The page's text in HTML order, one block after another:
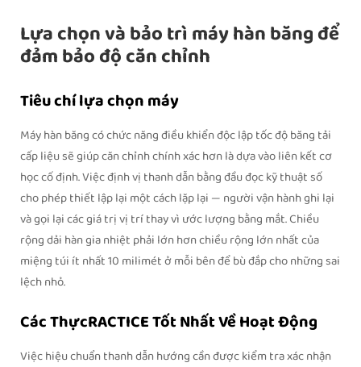
Lựa chọn và bảo trì máy hàn băng để
đảm bảo độ căn chỉnh
Tiêu chí lựa chọn máy
Máy hàn băng có chức năng điều khiển độc lập tốc độ băng tải
cấp liệu sẽ giúp căn chỉnh chính xác hơn là dựa vào liên kết cơ
học cố định. Việc định vị thanh dẫn bằng đầu đọc kỹ thuật số
cho phép thiết lập lại một cách lặp lại — người vận hành ghi lại
và gọi lại các giá trị vị trí thay vì ước lượng bằng mắt. Chiều
rộng dải hàn gia nhiệt phải lớn hơn chiều rộng lớn nhất của
miệng túi ít nhất 10 milimét ở mỗi bên để bù đắp cho những sai
lệch nhỏ.
Các ThựcRACTICE Tốt Nhất Về Hoạt Động
Việc hiệu chuẩn thanh dẫn hướng cần được kiểm tra xác nhận